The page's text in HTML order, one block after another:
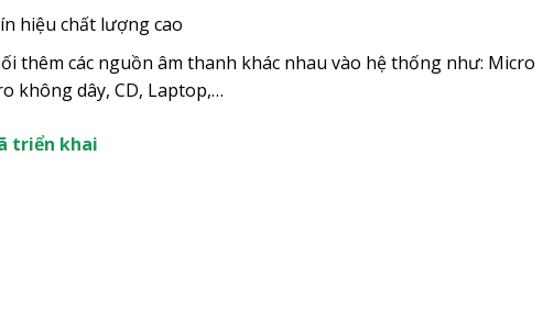
hiệu chất lượng cao
thêm các nguồn âm thanh khác nhau vào hệ thống như: Micro
không dây, CD, Laptop,…
triển khai